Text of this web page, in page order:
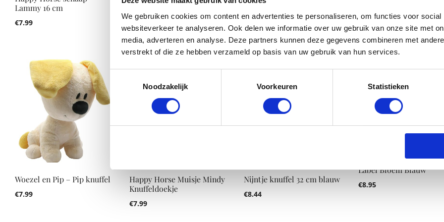
We gebruiken cookies om content en advertenties te personaliseren, om functies voor
websiteverkeer te analyseren. Ook delen we informatie over uw gebruik van onze site met
media, adverteren en analyse. Deze partners kunnen deze gegevens combineren met
verstrekt of die ze hebben verzameld op basis van uw gebruik van hun services.
Noodzakelijk
Voorkeuren Statistieken
Lammy 16 cm
€7.99 7.99
Woezel en Pip – Pip knuffel
€7.99
Happy Horse Muisje Mindy
Knuffeldoekje
€7.99
Nijntje knuffel 32 cm blauw
€8.44
Label Bloem Blauw
€8.95